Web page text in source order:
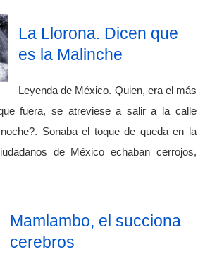
La Llorona. Dicen que
es la Malinche
Leyenda de México. Quien, era el más
fuera, se atreviese a salir a la calle
Sonaba el toque de queda en la
de México echaban cerrojos,
Mamlambo, el succiona
cerebros